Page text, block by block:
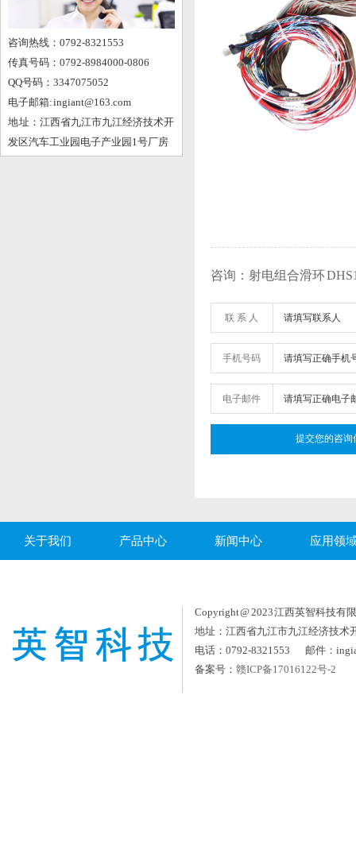
咨询热线：0792-8321553
传真号码：0792-8984000-0806
QQ号码：3347075052
电子邮箱: ingiant@163.com
地 址：江西省九江市九江经济技术开
发区汽车工业园电子产业园1号厂房
咨询：射电组合滑环
联 系 人
手机号码
电子邮件
关于我们 产品中心 新闻中心 应用领
Copyright @ 2023 江西英智科技有
地址：江西省九江市九江经济技术
电话：0792-8321553 邮件：
备案号： 赣ICP备17016122号-2